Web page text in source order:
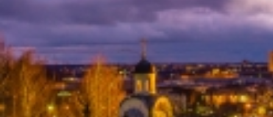
Вечерние Чебоксары
Фото Чебоксары
Чебоксарский залив